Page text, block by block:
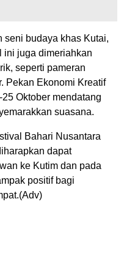
seni budaya khas Kutai,
ini juga dimeriahkan
seperti pameran
Pekan Ekonomi Kreatif
Oktober mendatang
suasana.
Bahari Nusantara
dapat
ke Kutim dan pada
positif bagi